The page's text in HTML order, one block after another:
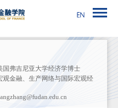
国弗吉尼亚大学经济学博士
观金融、生产网络与国际宏观经